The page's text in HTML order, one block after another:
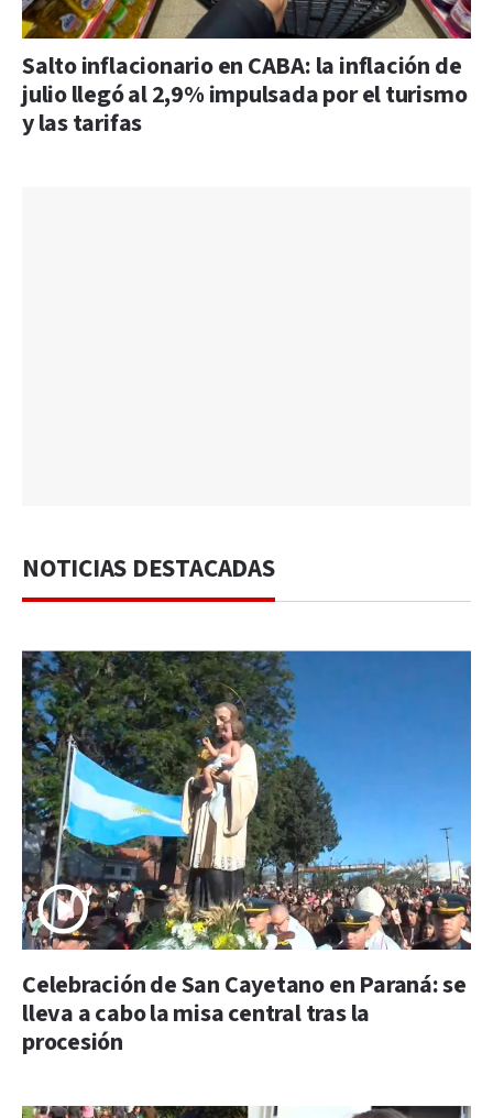
Salto inflacionario en CABA: la inflación de
julio llegó al 2,9% impulsada por el turismo
y las tarifas
NOTICIAS DESTACADAS
Celebración de San Cayetano en Paraná: se
lleva a cabo la misa central tras la
procesión